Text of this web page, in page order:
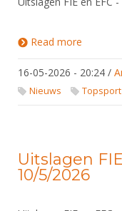
Read more
16-05-2026 - 20:24 /
Nieuws Topsport
Uitslagen
10/5/2026